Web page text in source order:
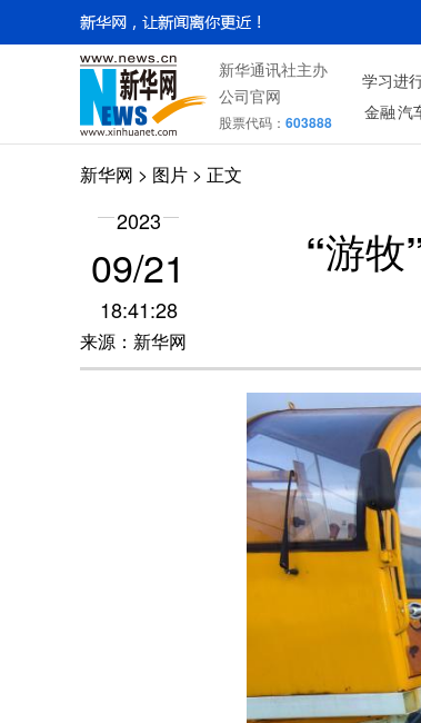
新华通讯社主办
公司官网
股票代码： 603888
学习进
金融汽
新华网 > 图片 > 正文
2023
09/21
18:41:28
来源：新华网
“游